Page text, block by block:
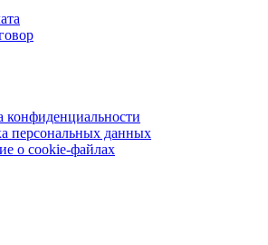
конфиденциальности
персональных данных
о cookie-файлах